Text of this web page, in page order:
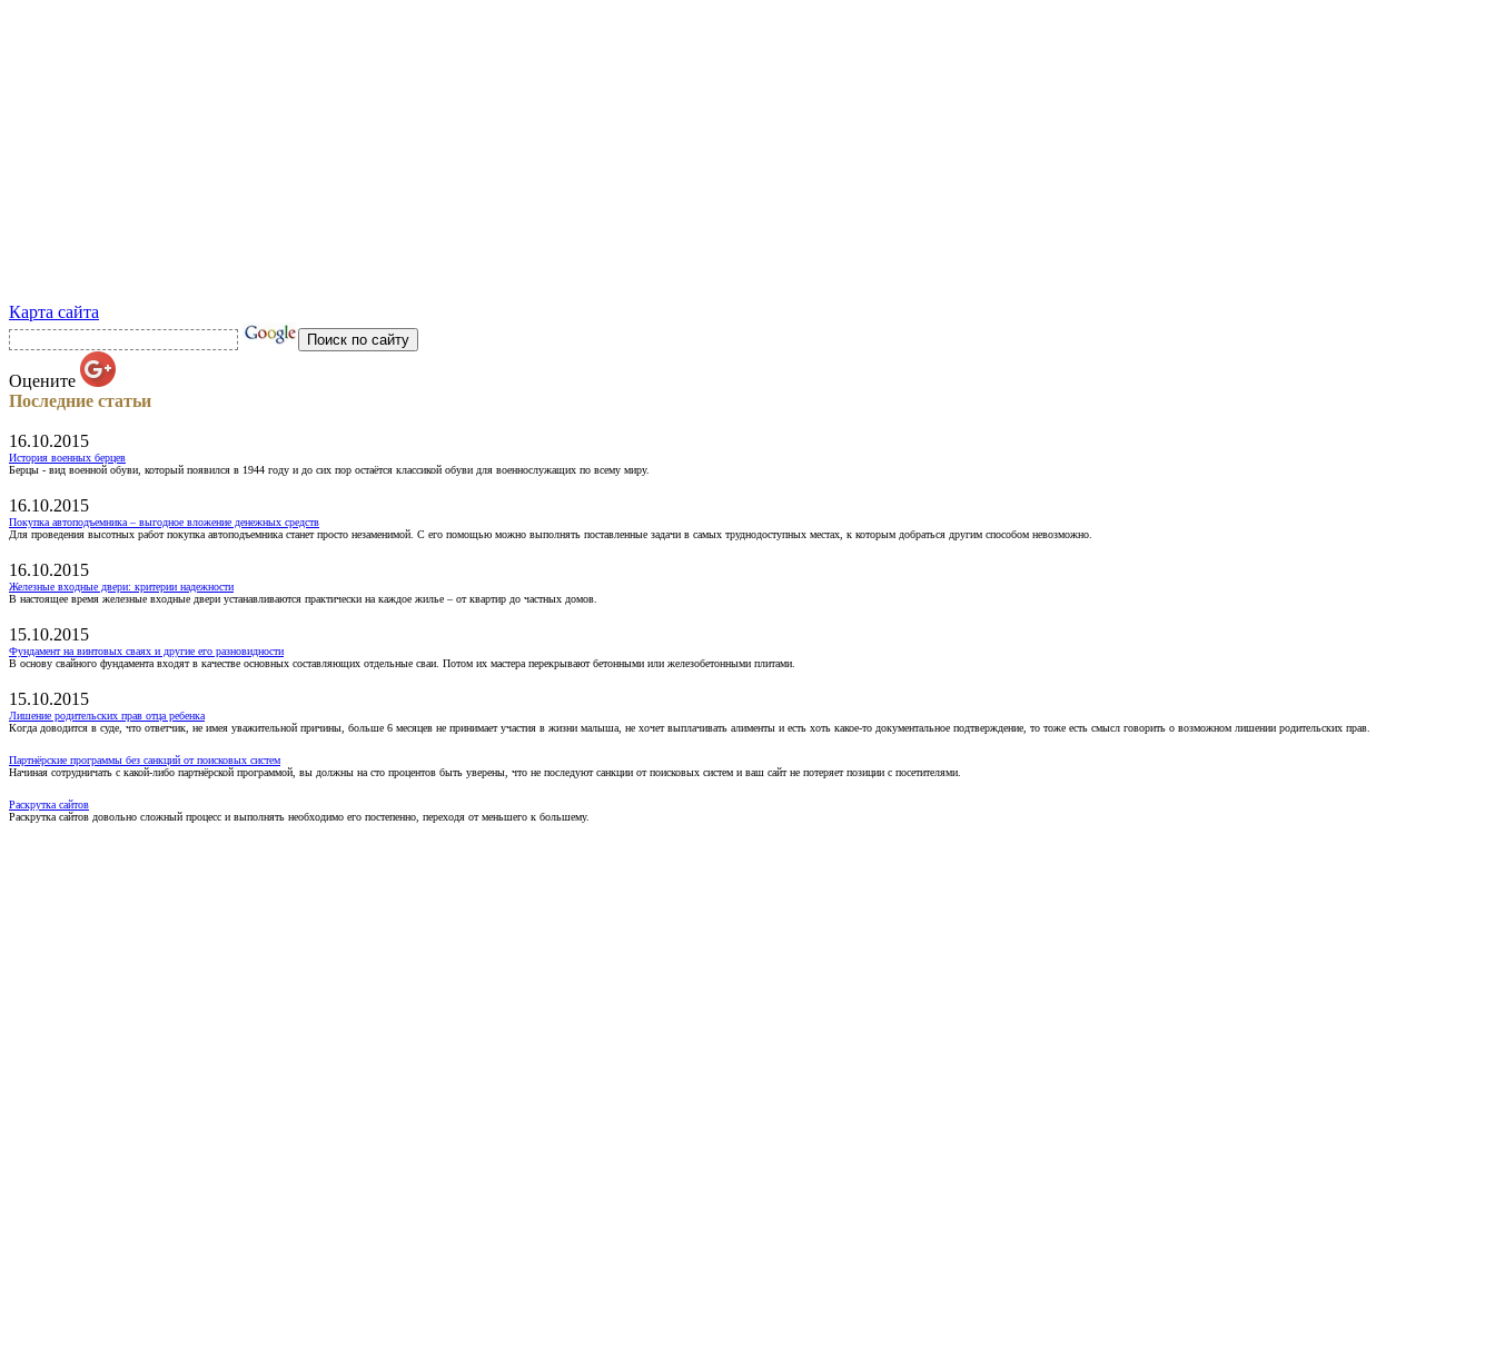
Карта сайта
Оцените
Последние статьи
16.10.2015
История военных берцев
Берцы - вид военной обуви, который появился в 1944 году и до сих пор остаётся классикой обуви для военнослужащих по всему миру.
16.10.2015
Покупка автоподъемника – выгодное вложение денежных средств
Для проведения высотных работ покупка автоподъемника станет просто незаменимой. С его помощью можно выполнять поставленные задачи в самых труднодоступных местах, к которым добраться другим способом невозможно.
16.10.2015
Железные входные двери: критерии надежности
В настоящее время железные входные двери устанавливаются практически на каждое жилье – от квартир до частных домов.
15.10.2015
Фундамент на винтовых сваях и другие его разновидности
В основу свайного фундамента входят в качестве основных составляющих отдельные сваи. Потом их мастера перекрывают бетонными или железобетонными плитами.
15.10.2015
Лишение родительских прав отца ребенка
Когда доводится в суде, что ответчик, не имея уважительной причины, больше 6 месяцев не принимает участия в жизни малыша, не хочет выплачивать алименты и есть хоть какое-то документальное подтверждение, то тоже есть смысл говорить о возможном лишении родительских прав.
Партнёрские программы без санкций от поисковых систем
Начиная сотрудничать с какой-либо партнёрской программой, вы должны на сто процентов быть уверены, что не последуют санкции от поисковых систем и ваш сайт не потеряет позиции с посетителями.
Раскрутка сайтов
Раскрутка сайтов довольно сложный процесс и выполнять необходимо его постепенно, переходя от меньшего к большему.